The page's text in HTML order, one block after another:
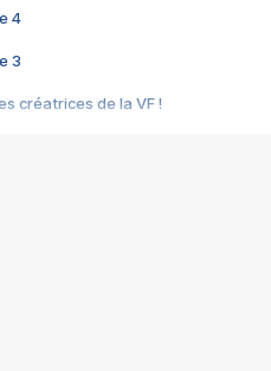
4
3
créatrices de la VF !